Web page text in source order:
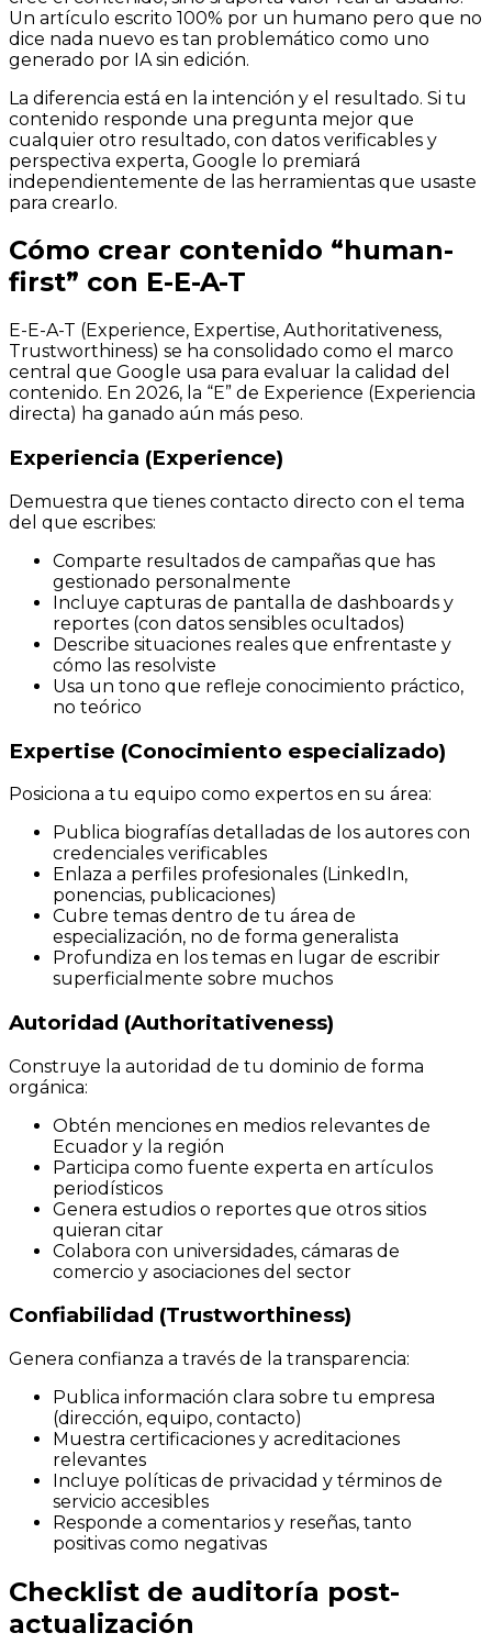
Un artículo escrito 100% por un humano pero que no
dice nada nuevo es tan problemático como uno
generado por IA sin edición.
La diferencia está en la intención y el resultado. Si tu
contenido responde una pregunta mejor que
cualquier otro resultado, con datos verificables y
perspectiva experta, Google lo premiará
independientemente de las herramientas que usaste
para crearlo.
Cómo crear contenido “human-
first” con E-E-A-T
E-E-A-T (Experience, Expertise, Authoritativeness,
Trustworthiness) se ha consolidado como el marco
central que Google usa para evaluar la calidad del
contenido. En 2026, la “E” de Experience (Experiencia
directa) ha ganado aún más peso.
Experiencia (Experience)
Demuestra que tienes contacto directo con el tema
del que escribes:
Comparte resultados de campañas que has
gestionado personalmente
Incluye capturas de pantalla de dashboards y
reportes (con datos sensibles ocultados)
Describe situaciones reales que enfrentaste y
cómo las resolviste
Usa un tono que refleje conocimiento práctico,
no teórico
Expertise (Conocimiento especializado)
Posiciona a tu equipo como expertos en su área:
Publica biografías detalladas de los autores con
credenciales verificables
Enlaza a perfiles profesionales (LinkedIn,
ponencias, publicaciones)
Cubre temas dentro de tu área de
especialización, no de forma generalista
Profundiza en los temas en lugar de escribir
superficialmente sobre muchos
Autoridad (Authoritativeness)
Construye la autoridad de tu dominio de forma
orgánica:
Obtén menciones en medios relevantes de
Ecuador y la región
Participa como fuente experta en artículos
periodísticos
Genera estudios o reportes que otros sitios
quieran citar
Colabora con universidades, cámaras de
comercio y asociaciones del sector
Confiabilidad (Trustworthiness)
Genera confianza a través de la transparencia:
Publica información clara sobre tu empresa
(dirección, equipo, contacto)
Muestra certificaciones y acreditaciones
relevantes
Incluye políticas de privacidad y términos de
servicio accesibles
Responde a comentarios y reseñas, tanto
positivas como negativas
Checklist de auditoría post-
actualización